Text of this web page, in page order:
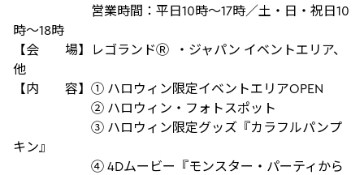
営業時間：平日10時～17時／土・日・祝日10
時～18時
【会 場】レゴランドⓇ ・ジャパン イベントエリア、
他
【内 容】① ハロウィン限定イベントエリアOPEN
② ハロウィン・フォトスポット
③ ハロウィン限定グッズ『カラフルパンプ
キン』
④ 4Dムービー『モンスター・パーティから